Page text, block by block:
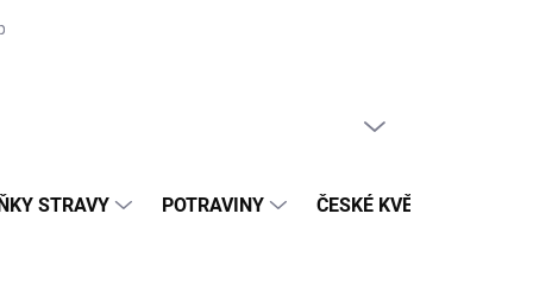
STRAVY POTRAVINY ČESKÉ KVĚTNATÉ